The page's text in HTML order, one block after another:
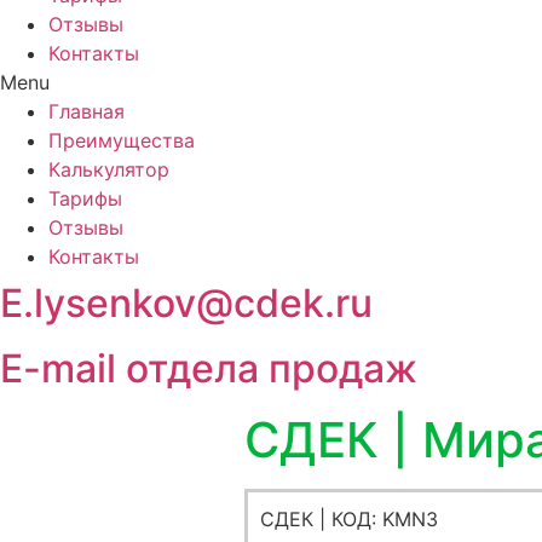
Отзывы
Контакты
Menu
Главная
Преимущества
Калькулятор
Тарифы
Отзывы
Контакты
E.lysenkov@cdek.ru
E-mail отдела продаж
СДЕК |
СДЕК | КОД: KMN3